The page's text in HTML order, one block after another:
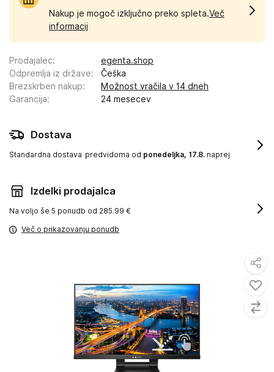
Nakup je mogoč izključno preko spleta.Več
informacij
Prodajalec:
egenta.shop
Odpremlja iz države:
Češka
Brezskrben nakup:
Možnost vračila v 14 dneh
Garancija: 24 mesecev
Dostava
Standardna dostava predvidoma od ponedeljka, 17.8. naprej
Izdelki prodajalca
Na voljo še 5 ponudb od 285.99 €
Več o prikazovanju ponudb